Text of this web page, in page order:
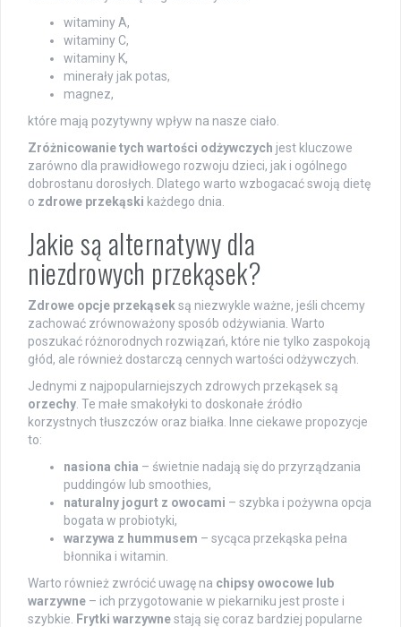
witaminy A,
witaminy C,
witaminy K,
minerały jak potas,
magnez,
które mają pozytywny wpływ na nasze ciało.
Zróżnicowanie tych wartości odżywczych jest kluczowe
zarówno dla prawidłowego rozwoju dzieci, jak i ogólnego
dobrostanu dorosłych. Dlatego warto wzbogacać swoją dietę
o zdrowe przekąski każdego dnia.
Jakie są alternatywy dla
niezdrowych przekąsek?
Zdrowe opcje przekąseksą niezwykle ważne, jeśli chcemy
zachować zrównoważony sposób odżywiania. Warto
poszukać różnorodnych rozwiązań, które nie tylko zaspokoją
głód, ale również dostarczą cennych wartości odżywczych.
Jednymi z najpopularniejszych zdrowych przekąsek są
orzechy . Te małe smakołyki to doskonałe źródło
korzystnych tłuszczów oraz białka. Inne ciekawe propozycje
to:
nasiona chia – świetnie nadają się do przyrządzania
puddingów lub smoothies,
naturalny jogurt z owocami – szybka i pożywna opcja
bogata w probiotyki,
warzywa z hummusem – sycąca przekąska pełna
błonnika i witamin.
Warto również zwrócić uwagę na chipsy owocowe lub
warzywne – ich przygotowanie w piekarniku jest proste i
szybkie.
Frytki warzywnestają się coraz bardziej popularne